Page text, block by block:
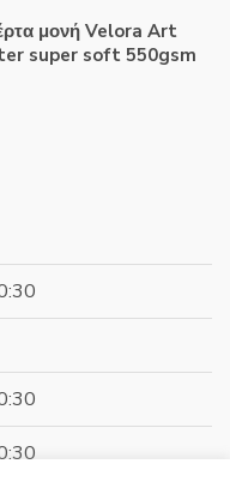
μονή Velora Art
super soft 550gsm